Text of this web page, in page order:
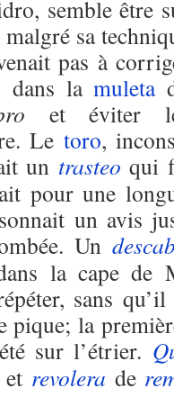
semble être
sa
pas à
dans lamuleta
et éviter
Le toro,
un trasteo qui
pour une
un avis
Un
la cape de
sans
pique; la
sur l’étrier.
revolera de